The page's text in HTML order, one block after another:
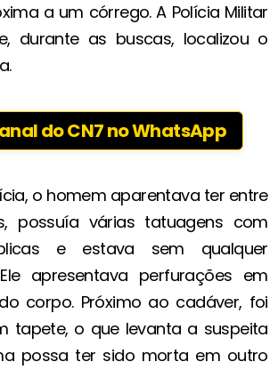
a um córrego. A Polícia Militar
durante as buscas, localizou o
do CN7 no WhatsApp
o homem aparentava ter entre
possuía várias tatuagens com
e estava sem qualquer
apresentava perfurações em
corpo. Próximo ao cadáver, foi
tapete, o que levanta a suspeita
possa ter sido morta em outro